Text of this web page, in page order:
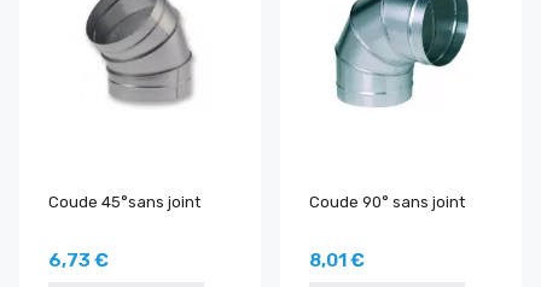
Coude 45°sans joint
6,73 €
Coude 90° sans joint
8,01 €